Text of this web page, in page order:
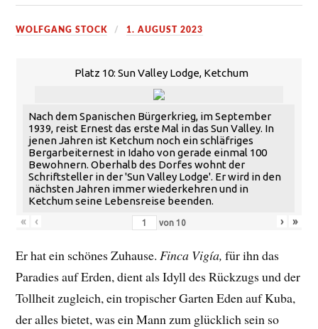
WOLFGANG STOCK 1. AUGUST 2023
Platz 10: Sun Valley Lodge, Ketchum
Nach dem Spanischen Bürgerkrieg, im September
1939, reist Ernest das erste Mal in das Sun Valley. In
jenen Jahren ist Ketchum noch ein schläfriges
Bergarbeiternest in Idaho von gerade einmal 100
Bewohnern. Oberhalb des Dorfes wohnt der
Schriftsteller in der 'Sun Valley Lodge'. Er wird in den
nächsten Jahren immer wiederkehren und in
Ketchum seine Lebensreise beenden.
«
‹ von 10 › »
Er hat ein schönes Zuhause. Finca Vigía, für ihn das
Paradies auf Erden, dient als Idyll des Rückzugs und der
Tollheit zugleich, ein tropischer Garten Eden auf Kuba,
der alles bietet, was ein Mann zum glücklich sein so